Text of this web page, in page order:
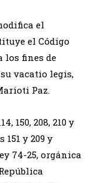
el
el Código
los fines de
vacatio legis,
Paz.
150, 208, 210 y
y 209 y
74-25, orgánica